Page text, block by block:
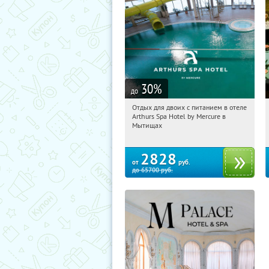
до 30%
16:05:52
Купи первым!
Московская обл., г. Мытищи, д.
Отдых для двоих с питанием в отеле
Arthurs Spa Hotel by Mercure в
Мытищах
от 2828 руб.
до65700руб.